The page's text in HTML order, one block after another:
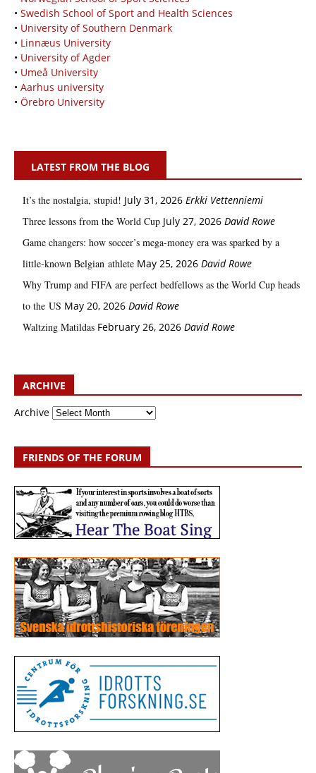
• Swedish School of Sport and Health Sciences
• University of Southern Denmark
• Linnæus University
• University of Agder
• Umeå University
• Aarhus university
• Örebro University
LATEST FROM THE BLOG
It’s the nostalgia, stupid! July 31, 2026 Erkki Vetten­­niemi
Three lessons from the World Cup July 27, 2026 David Rowe
Game changers: how soccer’s mega‑money era was sparked by a
little‑known Belgian athlete May 25, 2026 David Rowe
Why Trump and FIFA are perfect bedfellows as the World Cup heads
to the US May 20, 2026 David Rowe
Waltzing Matildas February 26, 2026 David Rowe
ARCHIVE
Archive
FRIENDS OF THE FORUM